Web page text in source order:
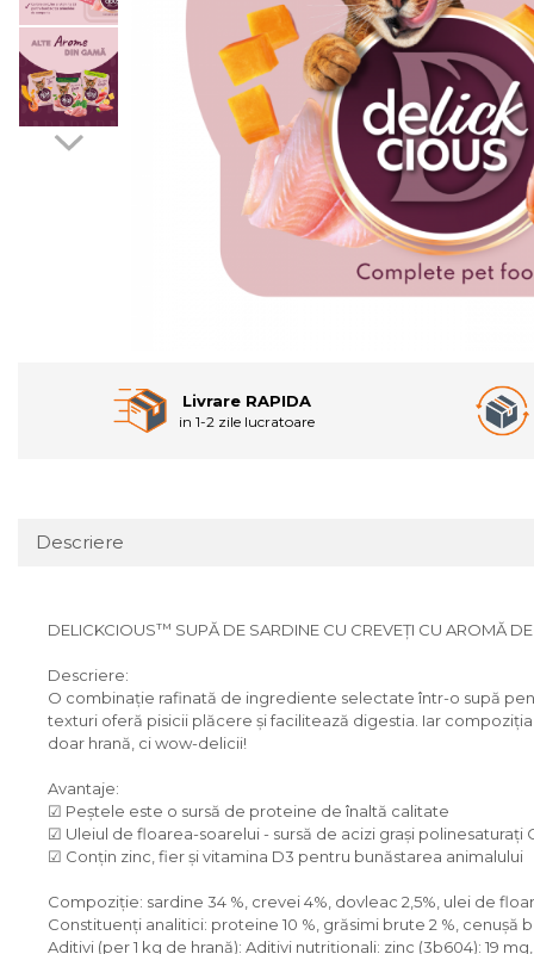
Livrare RAPIDA
in 1-2 zile lucratoare
Descriere
DELICKCIOUSтм SUPĂ DE SARDINE CU CREVEȚI CU AROMĂ
Descriere:
O combinație rafinată de ingrediente selectate într-o supă
texturi oferă pisicii plăcere și facilitează digestia. Iar
doar hrană, ci wow-deliciі!
Avantaje:
☑ Peștele este o sursă de proteine de înaltă calitate
☑ Uleiul de floarea-soarelui - sursă de acizi grași
☑ Conțin zinc, fier și vitamina D3 pentru bunăstarea animalului
Compoziție: sardine 34 %, crevei 4%, dovleac 2,5%, ulei de
Constituenți analitici: proteine 10 %, grăsimi brute 2 %, cenușă
Aditivi (per 1 kg de hrană): Aditivi nutriţionali: zinc (3b604): 19